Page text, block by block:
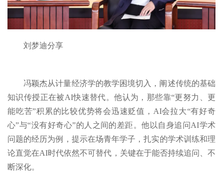
刘梦迪分享
冯颖杰从计量经济学的教学困境切入，阐述传统的基础
知识传授正在被AI快速替代。他认为，那些靠“更努力、更
能吃苦”积累的比较优势将会迅速贬值，AI会拉大“有好奇
心”与“没有好奇心”的人之间的差距。他以自身追问AI学术
问题的经历为例，提示在场青年学子，扎实的学术训练和理
论直觉在AI时代依然不可替代，关键在于能否持续追问、不
断深化。